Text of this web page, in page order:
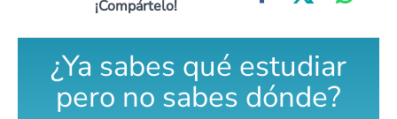
¡Compártelo!
¿Ya sabes qué estudiar
pero no sabes dónde?